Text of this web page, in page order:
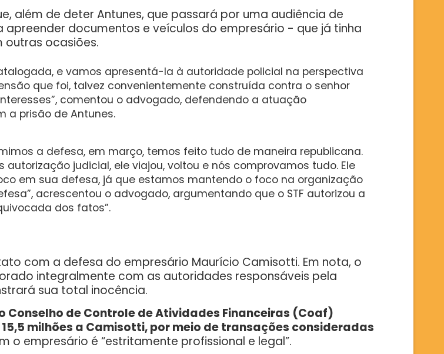
além de deter Antunes, que passará por uma audiência de
documentos e veículos do empresário - que já tinha
outras ocasiões.
e vamos apresentá-la à autoridade policial na perspectiva
que foi, talvez convenientemente construída contra o senhor
comentou o advogado, defendendo a atuação
a prisão de Antunes.
a defesa, em março, temos feito tudo de maneira republicana.
judicial, ele viajou, voltou e nós comprovamos tudo. Ele
em sua defesa, já que estamos mantendo o foco na organização
acrescentou o advogado, argumentando que o STF autorizou a
dos fatos”.
com a defesa do empresário Maurício Camisotti. Em nota, o
integralmente com as autoridades responsáveis pela
sua total inocência.
Conselho de Controle de Atividades Financeiras (Coaf)
milhões a Camisotti, por meio de transações consideradas
o empresário é “estritamente profissional e legal”.